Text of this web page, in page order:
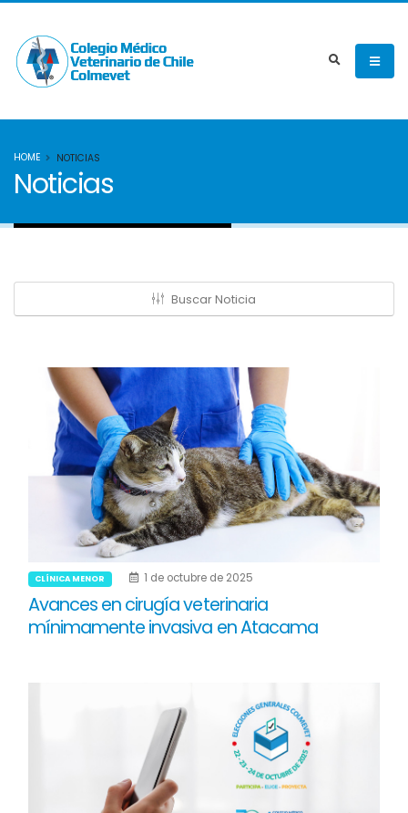
HOME NOTICIAS
Noticias
Buscar Noticia
CLÍNICA MENOR 1 de octubre de 2025
Avances en cirugía veterinaria
mínimamente invasiva en Atacama